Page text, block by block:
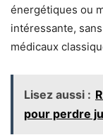
énergétiques ou
intéressante,
médicaux
Lisez aussi :
pour perdre